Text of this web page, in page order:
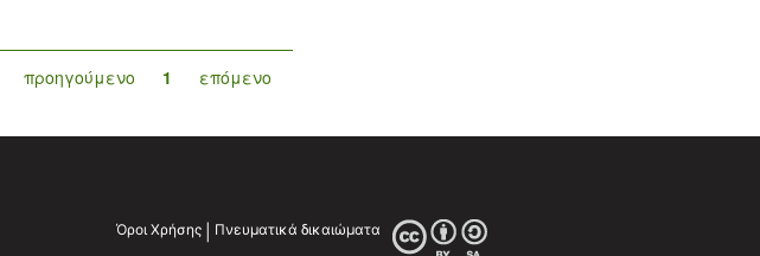
προηγούμενο 1 επόμενο